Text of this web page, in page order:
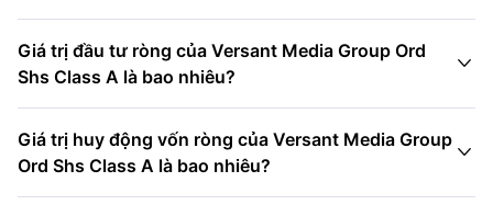
Giá trị đầu tư ròng của Versant Media Group Ord
Shs Class A là bao nhiêu?

Giá trị huy động vốn ròng của Versant Media Group
Ord Shs Class A là bao nhiêu?
